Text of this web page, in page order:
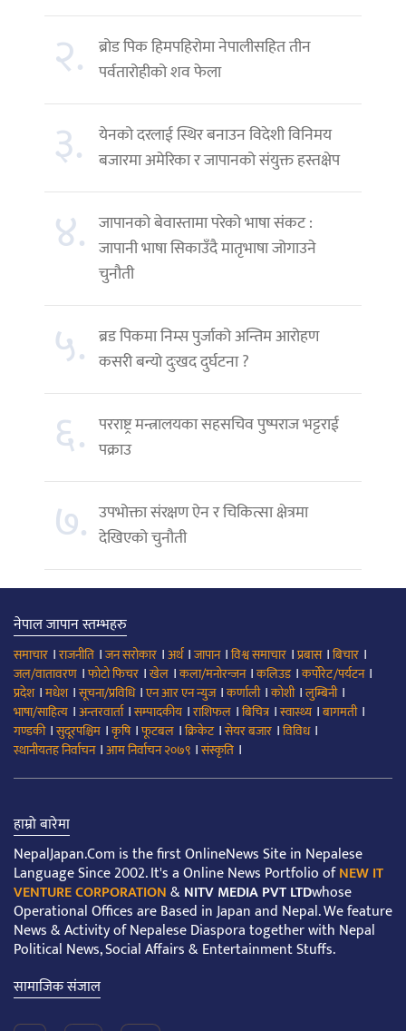
२. ब्रोड पिक हिमपहिरोमा नेपालीसहित तीन
पर्वतारोहीको शव फेला
३.
येनको दरलाई स्थिर बनाउन विदेशी विनिमय
बजारमा अमेरिका र जापानको संयुक्त हस्तक्षेप
४. जापानको बेवास्तामा परेको भाषा संकट :
जापानी भाषा सिकाउँदै मातृभाषा जोगाउने
चुनौती
५. ब्रड पिकमा निम्स पुर्जाको अन्तिम आरोहण
कसरी बन्यो दुःखद दुर्घटना ?
६. परराष्ट्र मन्त्रालयका सहसचिव पुष्पराज भट्टराई
पक्राउ
७. उपभोक्ता संरक्षण ऐन र चिकित्सा क्षेत्रमा
देखिएको चुनौती
नेपाल जापान स्तम्भहरु
समाचार ।राजनीति ।जन सरोकार ।अर्थ।जापान।विश्व समाचार ।प्रबास।बिचार ।
जल/वातावरण ।फोटो फिचर ।खेल ।कला/मनोरन्जन।कलिउड।कर्पोरेट/पर्यटन।
प्रदेश।मधेश।सूचना/प्रविधि।एन आर एन न्युज।कर्णाली।कोशी।लुम्बिनी।
भाषा/साहित्य ।अन्तरवार्ता।सम्पादकीय ।राशिफल ।बिचित्र।स्वास्थ्य ।बागमती।
गण्डकी।सुदूरपश्चिम ।कृषि।फूटबल ।क्रिकेट।सेयर बजार ।विविध।
स्थानीयतह निर्वाचन।आम निर्वाचन २०७९ ।संस्कृति ।
हाम्रो बारेमा
NepalJapan.Com is the first OnlineNews Site in Nepalese
Language Since 2002. It's a Online News Portfolio ofNEW IT
VENTURE CORPORATION&NITV MEDIA PVT LTDwhose
Operational Offices are Based in Japan and Nepal. We feature
News & Activity of Nepalese Diaspora together with Nepal
Political News, Social Affairs & Entertainment Stuffs.
सामाजिक संजाल